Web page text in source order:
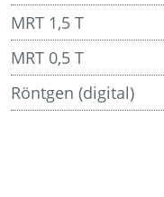
MRT 1,5 T
MRT 0,5 T
Röntgen (digital)